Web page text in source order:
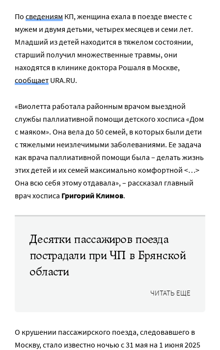
По сведениям КП, женщина ехала в поезде вместе с
мужем и двумя детьми, четырех месяцев и семи лет.
Младший из детей находится в тяжелом состоянии,
старший получил множественные травмы, они
находятся в клинике доктора Рошаля в Москве,
сообщает URA.RU.
«Виолетта работала районным врачом выездной
службы паллиативной помощи детского хосписа «Дом
с маяком». Она вела до 50 семей, в которых были дети
с тяжелыми неизлечимыми заболеваниями. Ее задача
как врача паллиативной помощи была – делать жизнь
этих детей и их семей максимально комфортной <…>
Она всю себя этому отдавала», – рассказал главный
врач хосписа Григорий Климов.
Десятки пассажиров поезда
пострадали при ЧП в Брянской
области
ЧИТАТЬ ЕЩЕ
О крушении пассажирского поезда, следовавшего в
Москву, стало известно ночью с 31 мая на 1 июня 2025